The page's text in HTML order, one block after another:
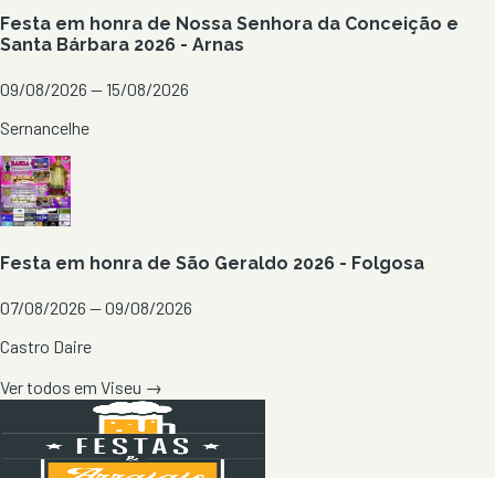
Festa em honra de Nossa Senhora da Conceição e
Santa Bárbara 2026 - Arnas
09/08/2026 — 15/08/2026
Sernancelhe
Festa em honra de São Geraldo 2026 - Folgosa
07/08/2026 — 09/08/2026
Castro Daire
Ver todos em Viseu →